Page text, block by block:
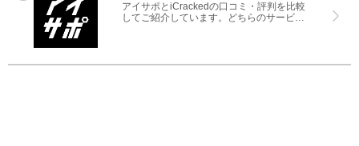
アイサポとiCrackedの口コミ・評判を比較
してご紹介しています。どちらのサービス
てください。